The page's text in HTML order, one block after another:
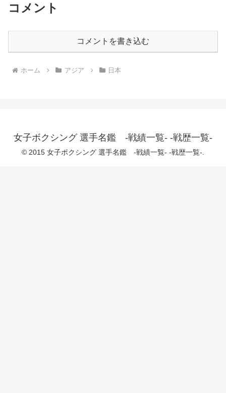
コメント
コメントを書き込む
ホーム アジア 日本
女子ボクシング 選手名鑑 -戦績一覧- -戦歴一覧-
© 2015 女子ボクシング 選手名鑑 -戦績一覧- -戦歴一覧-.